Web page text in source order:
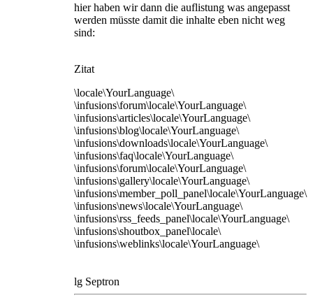
hier haben wir dann die auflistung was angepasst
werden müsste damit die inhalte eben nicht weg
sind:
Zitat
\locale\YourLanguage\
\infusions\forum\locale\YourLanguage\
\infusions\articles\locale\YourLanguage\
\infusions\blog\locale\YourLanguage\
\infusions\downloads\locale\YourLanguage\
\infusions\faq\locale\YourLanguage\
\infusions\forum\locale\YourLanguage\
\infusions\gallery\locale\YourLanguage\
\infusions\member_poll_panel\locale\YourLanguage\
\infusions\news\locale\YourLanguage\
\infusions\rss_feeds_panel\locale\YourLanguage\
\infusions\shoutbox_panel\locale\
\infusions\weblinks\locale\YourLanguage\
lg Septron